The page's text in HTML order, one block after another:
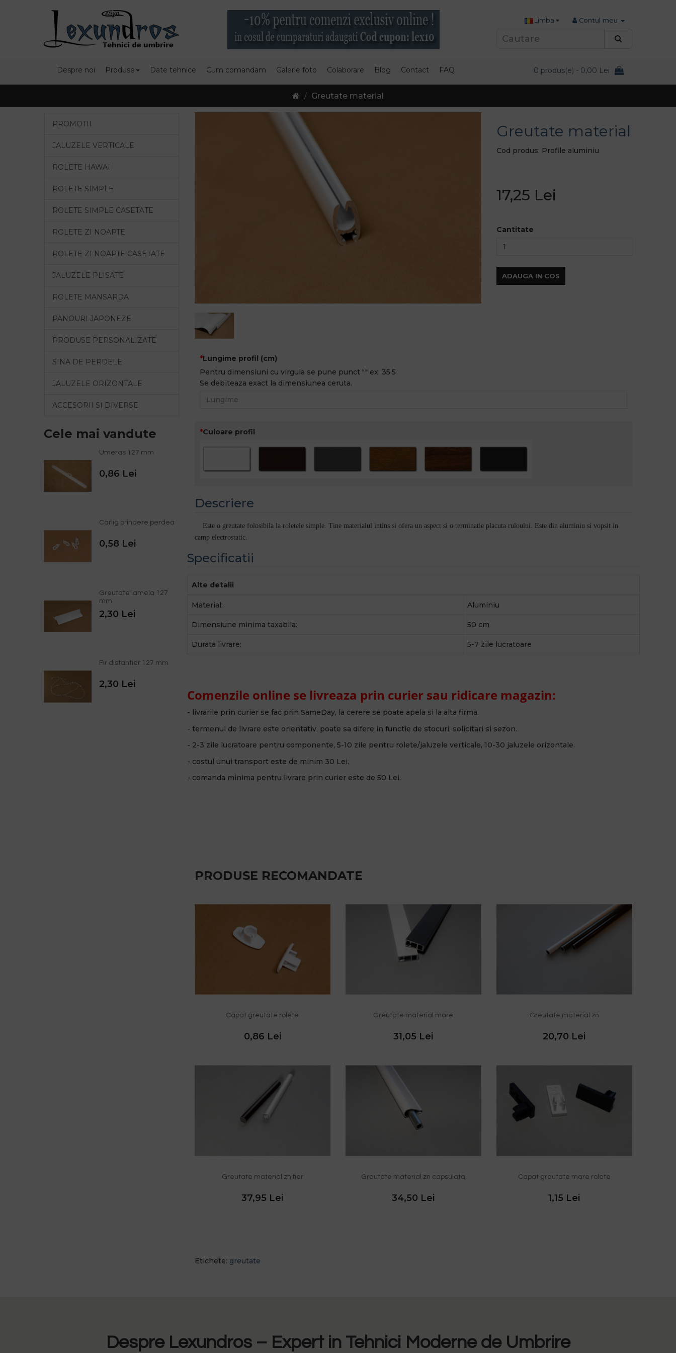
Contul meu
Limba
Despre noi Produse Date tehnice Cum comandam Galerie foto Colaborare Blog Contact FAQ 0 produs(e) - 0,00 Lei
Greutate material
PROMOTII
JALUZELE VERTICALE
ROLETE HAWAI
ROLETE SIMPLE
ROLETE SIMPLE CASETATE
ROLETE ZI NOAPTE
ROLETE ZI NOAPTE CASETATE
JALUZELE PLISATE
ROLETE MANSARDA
PANOURI JAPONEZE
PRODUSE PERSONALIZATE
SINA DE PERDELE
JALUZELE ORIZONTALE
ACCESORII SI DIVERSE
Cele mai vandute
Umeras 127 mm
0,86 Lei
Carlig prindere perdea
0,58 Lei
Greutate lamela 127
mm
2,30 Lei
Fir distantier 127 mm
2,30 Lei
Greutate material
Cod produs: Profile aluminiu
17,25 Lei
Cantitate
ADAUGA IN COS
Lungime profil (cm)
Pentru dimensiuni cu virgula se pune punct "." ex: 35.5
Se debiteaza exact la dimensiunea ceruta.
Culoare profil
Descriere
Este o greutate folosibila la roletele simple. Tine materialul intins si ofera un aspect si o terminatie placuta ruloului. Este din aluminiu si vopsit in
camp electrostatic.
Specificatii
Alte detalii
Material: Aluminiu
Dimensiune minima taxabila: 50 cm
Durata livrare: 5-7 zile lucratoare
Comenzile online se livreaza prin curier sau ridicare magazin:
- livrarile prin curier se fac prin SameDay, la cerere se poate apela si la alta firma.
- termenul de livrare este orientativ, poate sa difere in functie de stocuri, solicitari si sezon.
- 2-3 zile lucratoare pentru componente, 5-10 zile pentru rolete/jaluzele verticale, 10-30 jaluzele orizontale.
- costul unui transport este de minim 30 Lei.
- comanda minima pentru livrare prin curier este de 50 Lei.
PRODUSE RECOMANDATE
Capat greutate rolete
0,86 Lei
Greutate material mare
31,05 Lei
Greutate material zn
20,70 Lei
Greutate material zn fier
37,95 Lei
Greutate material zn capsulata
34,50 Lei
Capat greutate mare rolete
1,15 Lei
Etichete: greutate
Despre Lexundros – Expert in Tehnici Moderne de Umbrire